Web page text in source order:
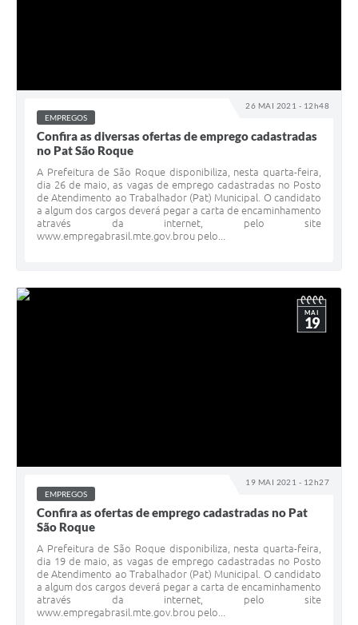
26 MAI 2021 - 12h48
EMPREGOS
Confira as diversas ofertas de emprego cadastradas
no Pat São Roque
A Prefeitura de São Roque disponibiliza, nesta quarta-feira,
dia 26 de maio, as vagas de emprego cadastradas no Posto
de Atendimento ao Trabalhador (Pat) Municipal. O candidato
a algum dos cargos deverá pegar a carta de encaminhamento
através da internet, pelo site
www.empregabrasil.mte.gov.brou pelo...
19 MAI 2021 - 12h27
MAI
19
EMPREGOS
Confira as ofertas de emprego cadastradas no Pat
São Roque
A Prefeitura de São Roque disponibiliza, nesta quarta-feira,
dia 19 de maio, as vagas de emprego cadastradas no Posto
de Atendimento ao Trabalhador (Pat) Municipal. O candidato
a algum dos cargos deverá pegar a carta de encaminhamento
através da internet, pelo site
www.empregabrasil.mte.gov.brou pelo...